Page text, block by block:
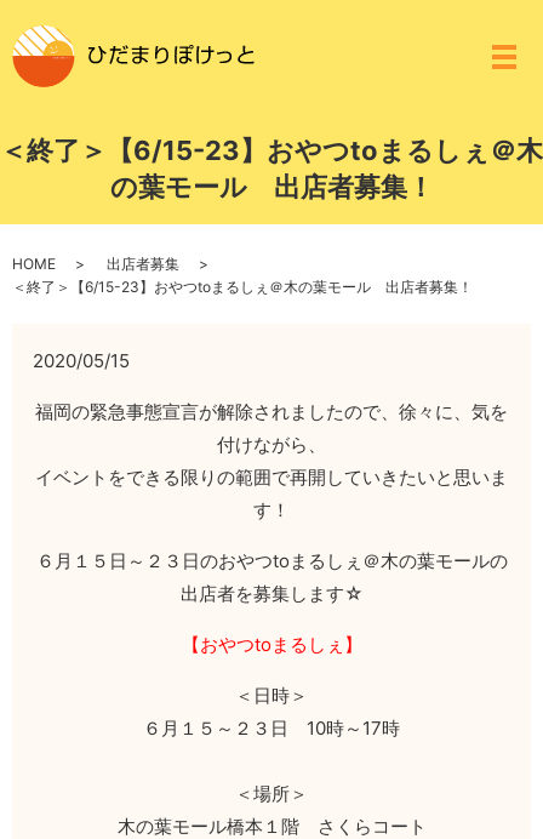
メ
＜終了＞【6/15-23】おやつtoまるしぇ＠木
の葉モール 出店者募集！
HOME
出店者募集
＜終了＞【6/15-23】おやつtoまるしぇ＠木の葉モール 出店者募集！
2020/05/15
福岡の緊急事態宣言が解除されましたので、徐々に、気を
付けながら、
イベントをできる限りの範囲で再開していきたいと思いま
す！
６月１５日～２３日のおやつtoまるしぇ＠木の葉モールの
出店者を募集します☆
【おやつtoまるしぇ】
＜日時＞
６月１５～２３日 10時～17時
＜場所＞
木の葉モール橋本１階 さくらコート